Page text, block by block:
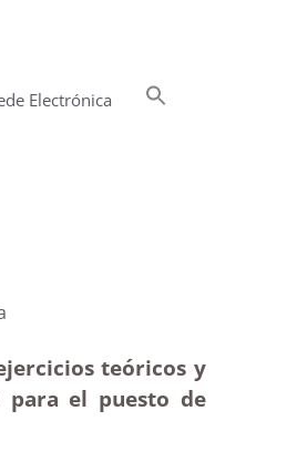
Electrónica
teóricos y
para el puesto de